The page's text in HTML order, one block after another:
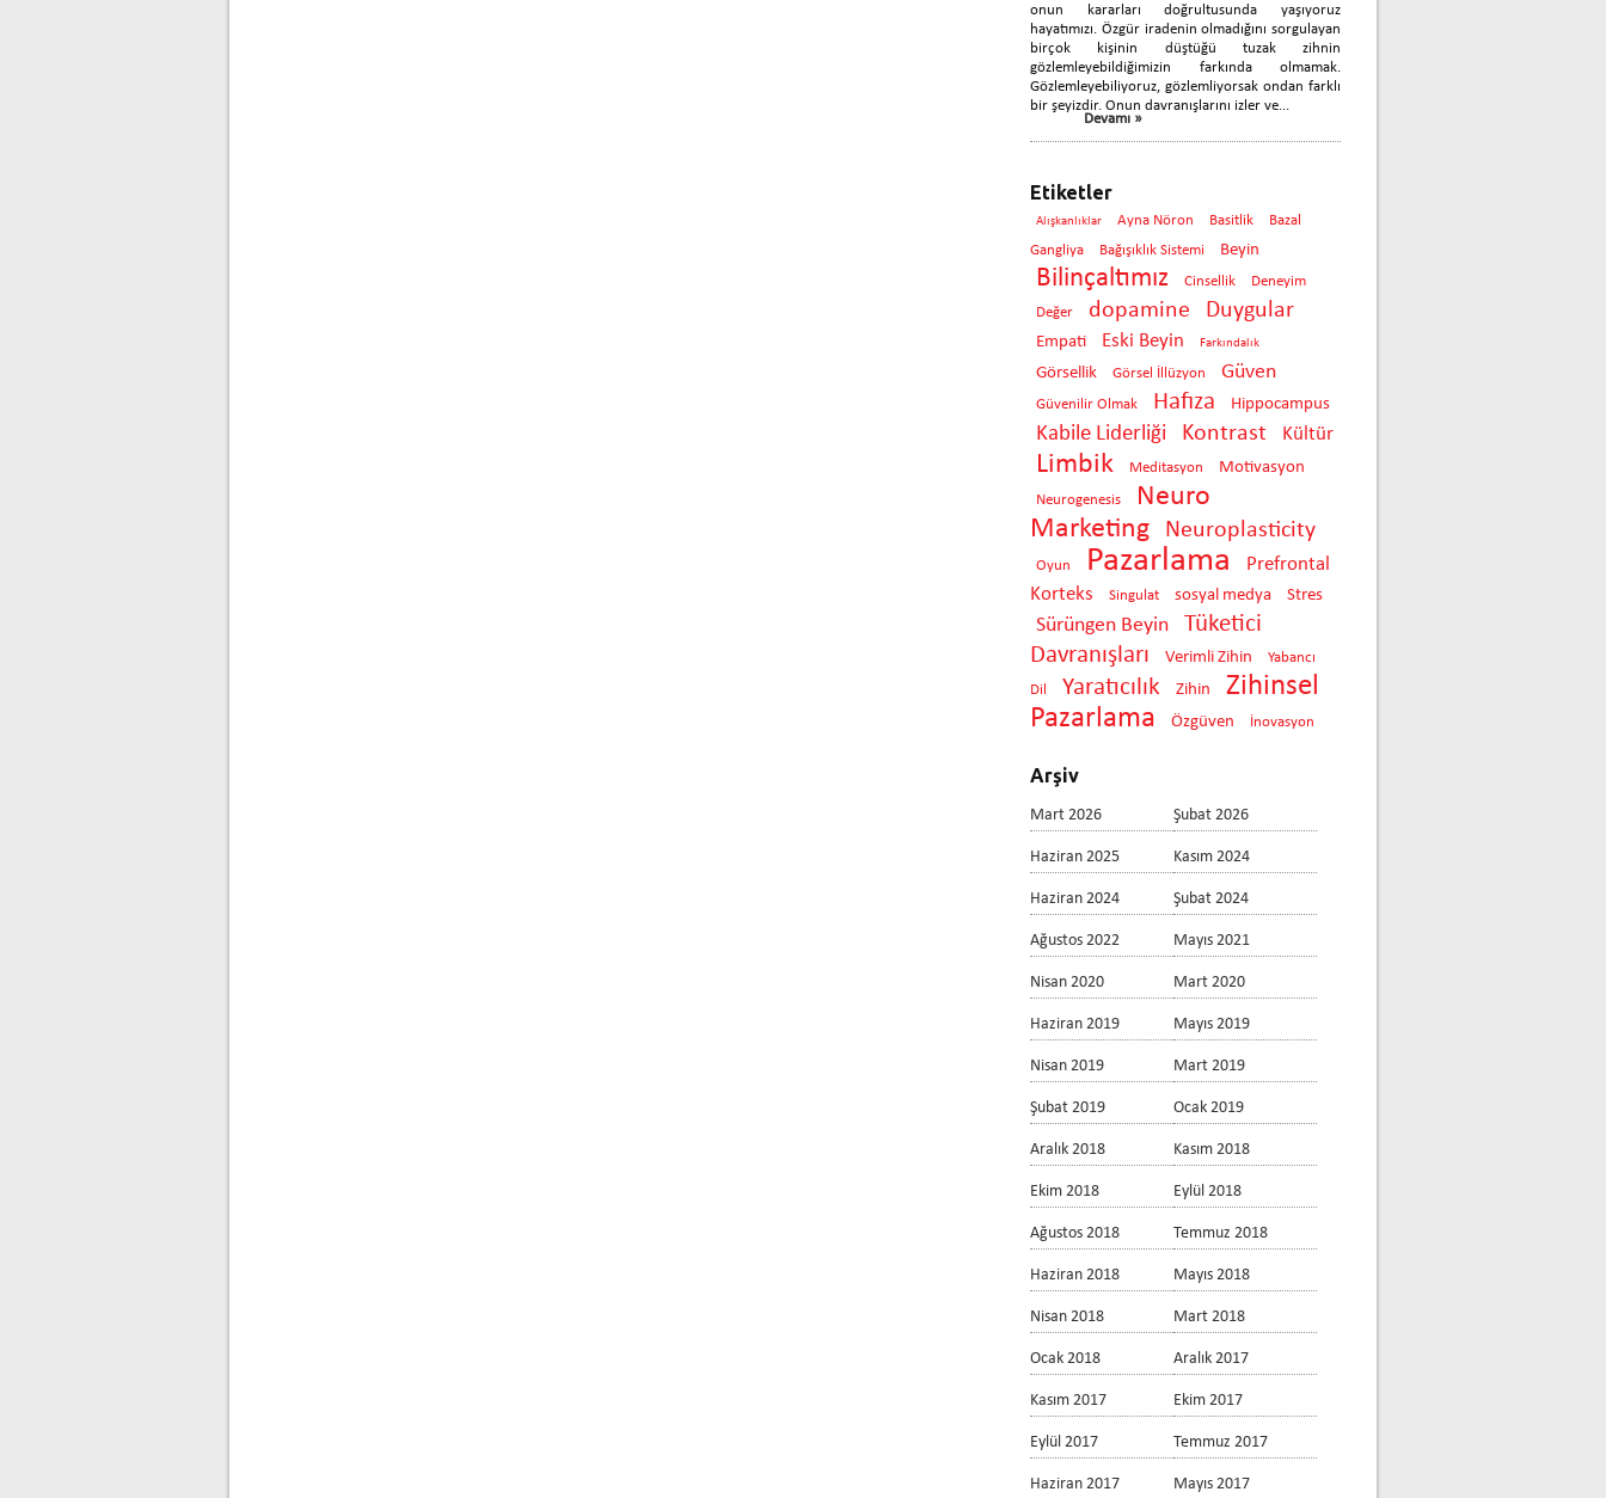
onun kararları doğrultusunda yaşıyoruz
hayatımızı. Özgür iradenin olmadığını sorgulayan
birçok kişinin düştüğü tuzak zihnin
gözlemleyebildiğimizin farkında olmamak.
Gözlemleyebiliyoruz, gözlemliyorsak ondan farklı
bir şeyizdir. Onun davranışlarını izler ve...
Devamı »
Etiketler
Alışkanlıklar Ayna Nöron Basitlik
Bazal
Gangliya
Bağışıklık Sistemi Beyin
Bilinçaltımız Cinsellik
Deneyim
Değer
dopamine Duygular
Empati Eski Beyin Farkındalık
Görsellik Görsel İllüzyon Güven
Güvenilir Olmak Hafıza Hippocampus
Kabile Liderliği Kontrast Kültür
Limbik Meditasyon Motivasyon
Neurogenesis
Neuro
Marketing
Neuroplasticity
Oyun Pazarlama
Prefrontal
Korteks
Singulat sosyal medya Stres
Sürüngen Beyin
Tüketici
Davranışları
Verimli Zihin Yabancı
Dil Yaratıcılık Zihin
Zihinsel
Pazarlama
Özgüven İnovasyon
Arşiv
Mart 2026 Şubat 2026
Haziran 2025 Kasım 2024
Haziran 2024 Şubat 2024
Ağustos 2022 Mayıs 2021
Nisan 2020 Mart 2020
Haziran 2019 Mayıs 2019
Nisan 2019 Mart 2019
Şubat 2019 Ocak 2019
Aralık 2018 Kasım 2018
Ekim 2018 Eylül 2018
Ağustos 2018 Temmuz 2018
Haziran 2018 Mayıs 2018
Nisan 2018 Mart 2018
Ocak 2018 Aralık 2017
Kasım 2017 Ekim 2017
Eylül 2017 Temmuz 2017
Haziran 2017 Mayıs 2017